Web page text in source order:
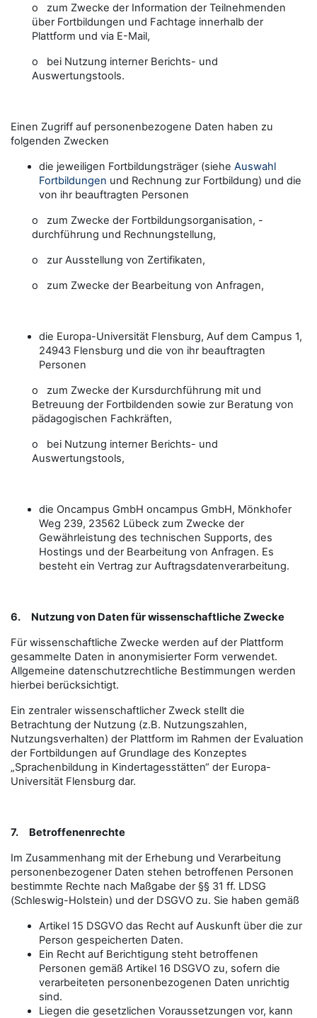
o zum Zwecke der Information der Teilnehmenden
über Fortbildungen und Fachtage innerhalb der
Plattform und via E-Mail,
o bei Nutzung interner Berichts- und
Auswertungstools.
Einen Zugriff auf personenbezogene Daten haben zu
folgenden Zwecken
die jeweiligen Fortbildungsträger (siehe Auswahl
Fortbildungen und Rechnung zur Fortbildung) und die
von ihr beauftragten Personen
o zum Zwecke der Fortbildungsorganisation, -
durchführung und Rechnungstellung,
o zur Ausstellung von Zertifikaten,
o zum Zwecke der Bearbeitung von Anfragen,
die Europa-Universität Flensburg, Auf dem Campus 1,
24943 Flensburg und die von ihr beauftragten
Personen
o zum Zwecke der Kursdurchführung mit und
Betreuung der Fortbildenden sowie zur Beratung von
pädagogischen Fachkräften,
o bei Nutzung interner Berichts- und
Auswertungstools,
die Oncampus GmbH oncampus GmbH, Mönkhofer
Weg 239, 23562 Lübeck zum Zwecke der
Gewährleistung des technischen Supports, des
Hostings und der Bearbeitung von Anfragen. Es
besteht ein Vertrag zur Auftragsdatenverarbeitung.
6. Nutzung von Daten für wissenschaftliche Zwecke
Für wissenschaftliche Zwecke werden auf der Plattform
gesammelte Daten in anonymisierter Form verwendet.
Allgemeine datenschutzrechtliche Bestimmungen werden
hierbei berücksichtigt.
Ein zentraler wissenschaftlicher Zweck stellt die
Betrachtung der Nutzung (z.B. Nutzungszahlen,
Nutzungsverhalten) der Plattform im Rahmen der Evaluation
der Fortbildungen auf Grundlage des Konzeptes
„Sprachenbildung in Kindertagesstätten“ der Europa-
Universität Flensburg dar.
7. Betroffenenrechte
Im Zusammenhang mit der Erhebung und Verarbeitung
personenbezogener Daten stehen betroffenen Personen
bestimmte Rechte nach Maßgabe der §§ 31 ff. LDSG
(Schleswig-Holstein) und der DSGVO zu. Sie haben gemäß
Artikel 15 DSGVO das Recht auf Auskunft über die zur
Person gespeicherten Daten.
Ein Recht auf Berichtigung steht betroffenen
Personen gemäß Artikel 16 DSGVO zu, sofern die
verarbeiteten personenbezogenen Daten unrichtig
sind.
Liegen die gesetzlichen Voraussetzungen vor, kann